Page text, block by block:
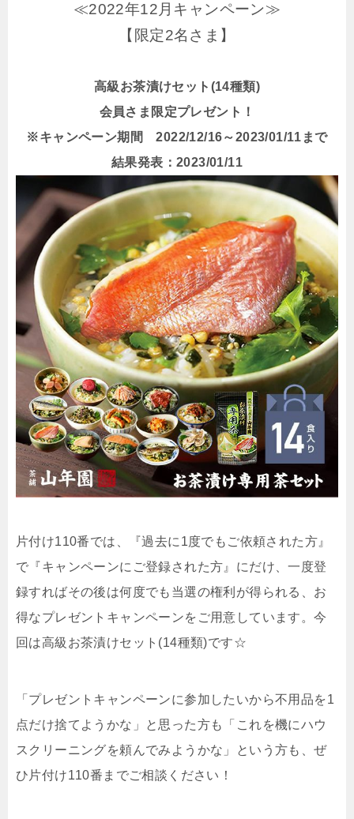
≪2022年12月キャンペーン≫
【限定2名さま】
高級お茶漬けセット(14種類)
会員さま限定プレゼント！
※キャンペーン期間 2022/12/16～2023/01/11まで
結果発表：2023/01/11
片付け110番では、『過去に1度でもご依頼された方』
で『キャンペーンにご登録された方』にだけ、一度登
録すればその後は何度でも当選の権利が得られる、お
得なプレゼントキャンペーンをご用意しています。今
回は高級お茶漬けセット(14種類)です☆
「プレゼントキャンペーンに参加したいから不用品を1
点だけ捨てようかな」と思った方も「これを機にハウ
スクリーニングを頼んでみようかな」という方も、ぜ
ひ片付け110番までご相談ください！